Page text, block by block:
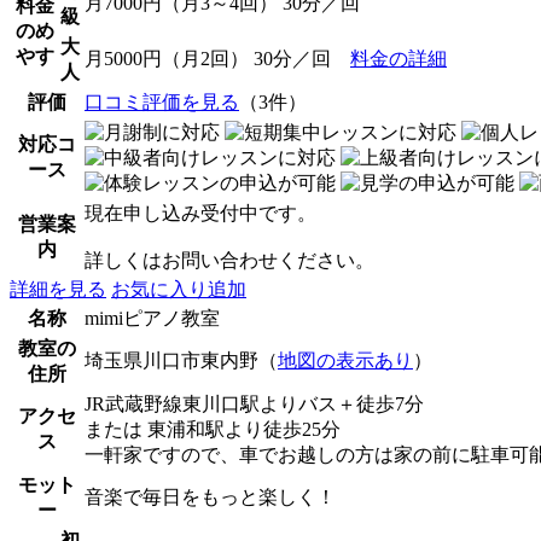
料金
のめ
やす
級
大
人
月5000円（月2回） 30分／回 料金の詳細
評価 口コミ評価を見る （3件）
対応コ
ース
営業案
内
現在申し込み受付中です。
詳しくはお問い合わせください。
詳細を見る お気に入り追加
名称
mimiピアノ教室
教室の
住所
埼玉県川口市東内野（地図の表示あり ）
アクセ
ス
JR武蔵野線東川口駅よりバス＋徒歩7分
または 東浦和駅より徒歩25分
一軒家ですので、車でお越しの方は家の前に駐車可
モット
ー
音楽で毎日をもっと楽しく！